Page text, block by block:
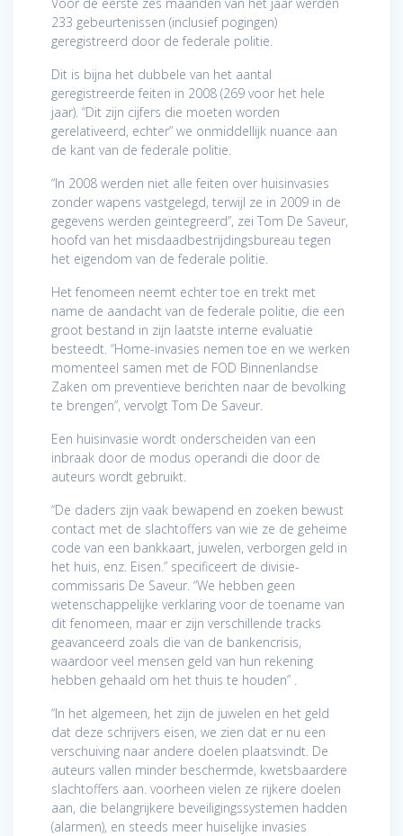
233 gebeurtenissen (inclusief pogingen)
geregistreerd door de federale politie.
Dit is bijna het dubbele van het aantal
geregistreerde feiten in 2008 (269 voor het hele
jaar). “Dit zijn cijfers die moeten worden
gerelativeerd, echter” we onmiddellijk nuance aan
de kant van de federale politie.
“In 2008 werden niet alle feiten over huisinvasies
zonder wapens vastgelegd, terwijl ze in 2009 in de
gegevens werden geïntegreerd”, zei Tom De Saveur,
hoofd van het misdaadbestrijdingsbureau tegen
het eigendom van de federale politie.
Het fenomeen neemt echter toe en trekt met
name de aandacht van de federale politie, die een
groot bestand in zijn laatste interne evaluatie
besteedt. “Home-invasies nemen toe en we werken
momenteel samen met de FOD Binnenlandse
Zaken om preventieve berichten naar de bevolking
te brengen”, vervolgt Tom De Saveur.
Een huisinvasie wordt onderscheiden van een
inbraak door de modus operandi die door de
auteurs wordt gebruikt.
“De daders zijn vaak bewapend en zoeken bewust
contact met de slachtoffers van wie ze de geheime
code van een bankkaart, juwelen, verborgen geld in
het huis, enz. Eisen.” specificeert de divisie-
commissaris De Saveur. “We hebben geen
wetenschappelijke verklaring voor de toename van
dit fenomeen, maar er zijn verschillende tracks
geavanceerd zoals die van de bankencrisis,
waardoor veel mensen geld van hun rekening
hebben gehaald om het thuis te houden” .
“In het algemeen, het zijn de juwelen en het geld
dat deze schrijvers eisen, we zien dat er nu een
verschuiving naar andere doelen plaatsvindt. De
auteurs vallen minder beschermde, kwetsbaardere
slachtoffers aan. voorheen vielen ze rijkere doelen
aan, die belangrijkere beveiligingssystemen hadden
(alarmen), en steeds meer huiselijke invasies